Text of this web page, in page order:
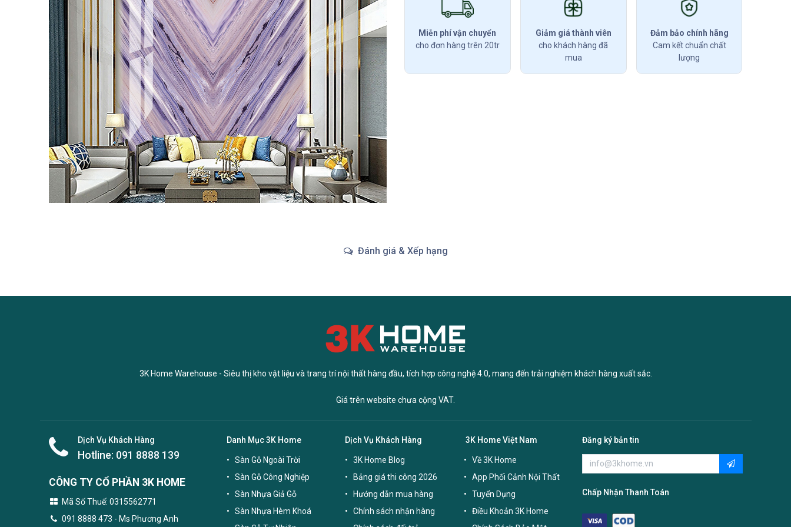
Miễn phí vận chuyển
cho đơn hàng trên 20tr
Giảm giá thành viên
cho khách hàng đã
mua
Đảm bảo chính hãng
Cam kết chuẩn chất
lượng
Đánh giá & Xếp hạng
3K Home Warehouse - Siêu thị kho vật liệu và trang trí nội thất hàng đầu, tích hợp công nghệ 4.0, mang đến trải nghiệm khách hàng xuất sắc.
Giá trên website chưa cộng VAT.
Dịch Vụ Khách Hàng
Hotline: 091 8888 139
CÔNG TY CỔ PHẦN 3K HOME
Mã Số Thuế: 0315562771
091 8888 473 - Ms Phương Anh
Danh Mục 3K Home
Sàn Gỗ Ngoài Trời
Sàn Gỗ Công Nghiệp
Sàn Nhựa Giả Gỗ
Sàn Nhựa Hèm Khoá
Dịch Vụ Khách Hàng
3K Home Blog
Bảng giá thi công 2026
Hướng dẫn mua hàng
Chính sách nhận hàng
3K Home Việt Nam
Về 3K Home
App Phối Cảnh Nội Thất
Tuyển Dụng
Điều Khoản 3K Home
Đăng ký bản tin
Chấp Nhận Thanh Toán